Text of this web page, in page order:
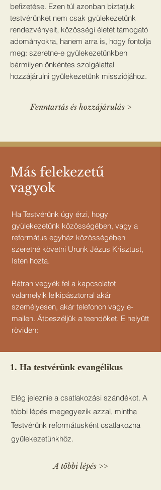
befizetése. Ezen túl azonban biztatjuk
testvérünket nem csak gyülekezetünk
rendezvényeit, közösségi életét támogató
adományokra, hanem arra is, hogy fontolja
meg: szeretne-e gyülekezetünkben
bármilyen önkéntes szolgálattal
hozzájárulni gyülekezetünk missziójához.
Fenntartás és hozzájárulás >
Más felekezetű
vagyok
Ha Testvérünk úgy érzi, hogy
gyülekezetünk közösségében, vagy a
református egyház közösségében
szeretné követni Urunk Jézus Krisztust,
Isten hozta.
Bátran vegyék fel a kapcsolatot
valamelyik lelkipásztorral akár
személyesen, akár telefonon vagy e-
mailen. Átbeszéljük a teendőket. E helyütt
röviden:
1. Ha testvérünk evangélikus
Elég jeleznie a csatlakozási szándékot. A
többi lépés megegyezik azzal, mintha
Testvérünk reformátusként csatlakozna
gyülekezetünkhöz.
A többi lépés >>